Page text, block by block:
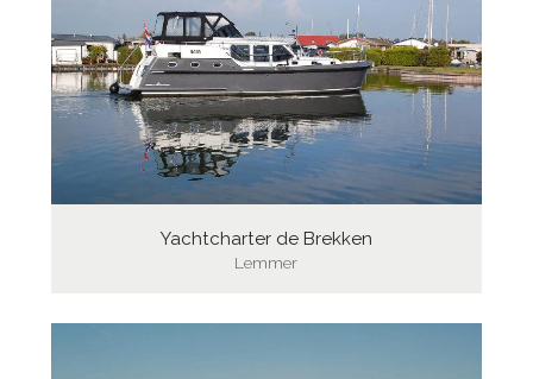
Yachtcharter de Brekken
Lemmer